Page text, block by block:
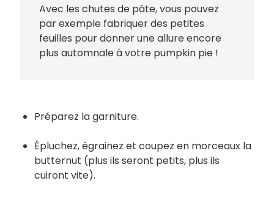
Avec les chutes de pâte, vous pouvez
par exemple fabriquer des petites
feuilles pour donner une allure encore
plus automnale à votre pumpkin pie !
Préparez la garniture.
Épluchez, égrainez et coupez en morceaux la
butternut (plus ils seront petits, plus ils
cuiront vite).